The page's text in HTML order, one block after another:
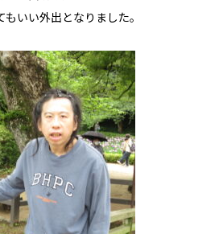
いい外出となりました。